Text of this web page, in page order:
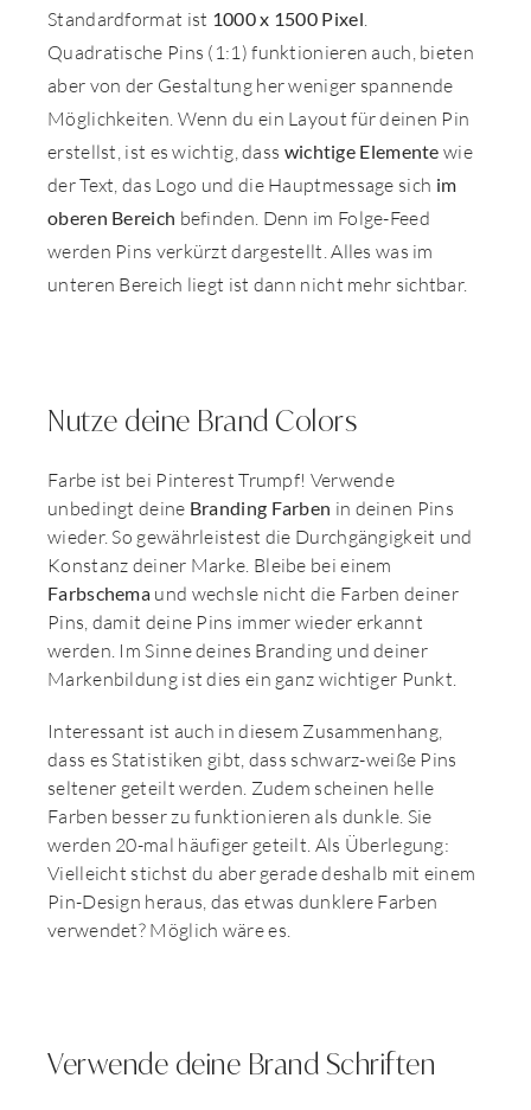
Standardformat ist 1000 x 1500 Pixel.
Quadratische Pins (1:1) funktionieren auch, bieten
aber von der Gestaltung her weniger spannende
Möglichkeiten. Wenn du ein Layout für deinen Pin
erstellst, ist es wichtig, dass wichtige Elemente wie
der Text, das Logo und die Hauptmessage sich im
oberen Bereich befinden. Denn im Folge-Feed
werden Pins verkürzt dargestellt. Alles was im
unteren Bereich liegt ist dann nicht mehr sichtbar.
Nutze deine Brand Colors
Farbe ist bei Pinterest Trumpf! Verwende
unbedingt deine Branding Farben in deinen Pins
wieder. So gewährleistest die Durchgängigkeit und
Konstanz deiner Marke. Bleibe bei einem
Farbschema und wechsle nicht die Farben deiner
Pins, damit deine Pins immer wieder erkannt
werden. Im Sinne deines Branding und deiner
Markenbildung ist dies ein ganz wichtiger Punkt.
Interessant ist auch in diesem Zusammenhang,
dass es Statistiken gibt, dass schwarz-weiße Pins
seltener geteilt werden. Zudem scheinen helle
Farben besser zu funktionieren als dunkle. Sie
werden 20-mal häufiger geteilt. Als Überlegung:
Vielleicht stichst du aber gerade deshalb mit einem
Pin-Design heraus, das etwas dunklere Farben
verwendet? Möglich wäre es.
Verwende deine Brand Schriften